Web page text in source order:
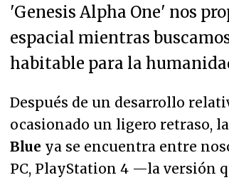
'Genesis Alpha One' nos
espacial mientras
habitable para la
Después de un desarrollo
ocasionado un ligero retraso,
Blue ya se encuentra entre
PC, PlayStation 4 —la versión